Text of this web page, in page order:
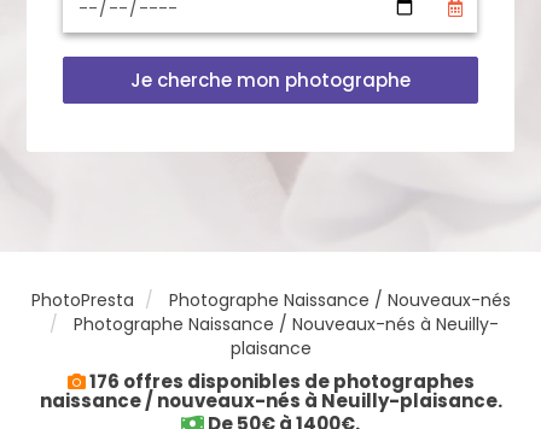
Je cherche mon photographe
PhotoPresta
Photographe Naissance / Nouveaux-nés
Photographe Naissance / Nouveaux-nés à Neuilly-
plaisance
176 offres disponibles de photographes
naissance / nouveaux-nés à Neuilly-plaisance.
De 50€ à 1400€.